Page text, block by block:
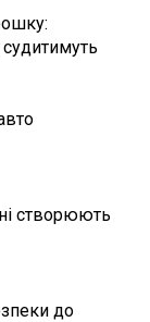
створюють
до